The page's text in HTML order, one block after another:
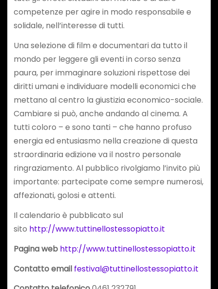
competenze per agire in modo responsabile e
solidale, nell’interesse di tutti.
Una selezione di film e documentari da tutto il
mondo per leggere gli eventi in corso senza
paura, per immaginare soluzioni rispettose dei
diritti umani e individuare modelli economici che
mettano al centro la giustizia economico-sociale.
Cambiare si può, anche andando al cinema. A
tutti coloro – e sono tanti – che hanno profuso
energia ed entusiasmo nella creazione di questa
straordinaria edizione va il nostro personale
ringraziamento. Al pubblico rivolgiamo l’invito più
importante: partecipate come sempre numerosi,
affezionati, golosi e attenti.
Il calendario è pubblicato sul
sito http://www.tuttinellostessopiatto.it
Pagina webhttp://www.tuttinellostessopiatto.it
Contatto emailfestival@tuttinellostessopiatto.it